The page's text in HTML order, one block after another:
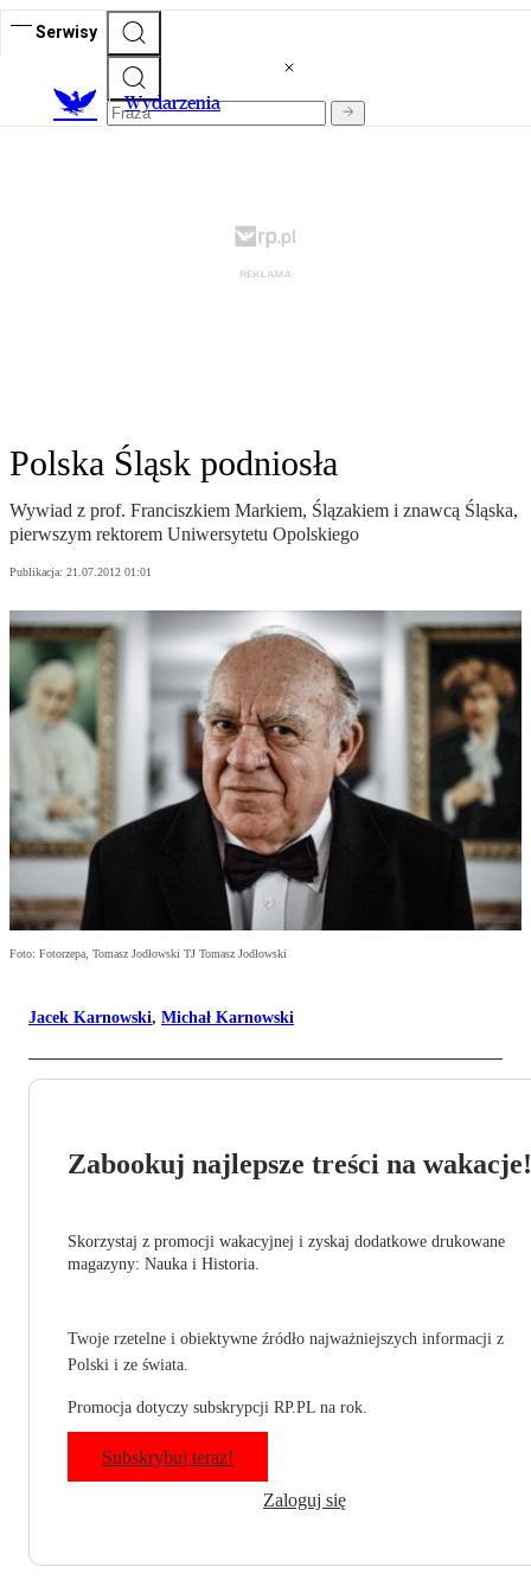
Serwisy
Wydarzenia
Polska Śląsk podniosła
Wywiad z prof. Franciszkiem Markiem, Ślązakiem i znawcą Śląska,
pierwszym rektorem Uniwersytetu Opolskiego
Publikacja: 21.07.2012 01:01
Foto: Fotorzepa, Tomasz Jodłowski TJ Tomasz Jodłowski
Jacek Karnowski, Michał Karnowski
Zabookuj najlepsze treści na wakacje!
Skorzystaj z promocji wakacyjnej i zyskaj dodatkowe drukowane
magazyny: Nauka i Historia.
Twoje rzetelne i obiektywne źródło najważniejszych informacji z
Polski i ze świata.
Promocja dotyczy subskrypcji RP.PL na rok.
Subskrybuj teraz!
Zaloguj się